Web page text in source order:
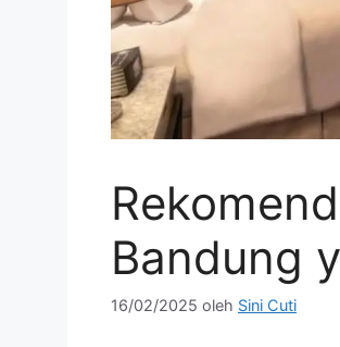
Bandung
16/02/2025 oleh Sini Cuti